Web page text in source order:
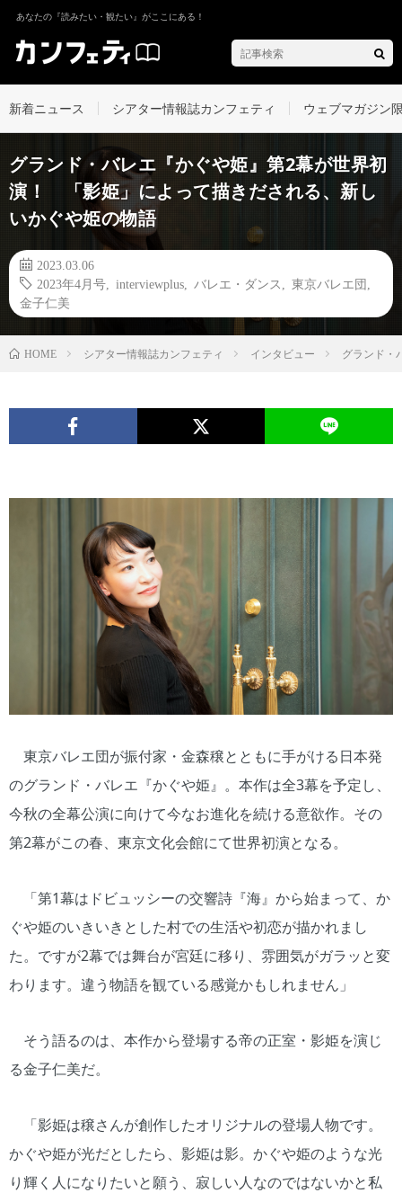
あなたの『読みたい・観たい』がここにある！
新着ニュース シアター情報誌カンフェティ ウェブマガジン
グランド・バレエ『かぐや姫』第2幕が世界初
演！ 「影姫」によって描きだされる、新し
いかぐや姫の物語
2023.03.06
2023年4月号
interviewplus バレエ・ダンス 東京バレエ団
金子仁美
HOME シアター情報誌カンフェティ インタビュー グランド・
東京バレエ団が振付家・金森穣とともに手がける日本発
のグランド・バレエ『かぐや姫』。本作は全3幕を予定し、
今秋の全幕公演に向けて今なお進化を続ける意欲作。その
第2幕がこの春、東京文化会館にて世界初演となる。
「第1幕はドビュッシーの交響詩『海』から始まって、か
ぐや姫のいきいきとした村での生活や初恋が描かれまし
た。ですが2幕では舞台が宮廷に移り、雰囲気がガラッと変
わります。違う物語を観ている感覚かもしれません」
そう語るのは、本作から登場する帝の正室・影姫を演じ
る金子仁美だ。
「影姫は穣さんが創作したオリジナルの登場人物です。
かぐや姫が光だとしたら、影姫は影。かぐや姫のような光
り輝く人になりたいと願う、寂しい人なのではないかと私